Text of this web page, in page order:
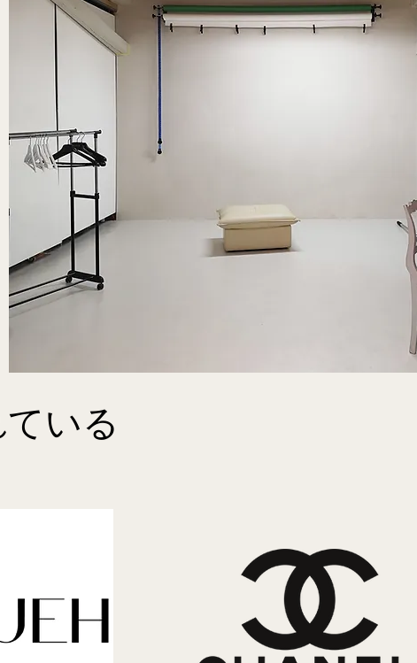
ショナルな本をスタジオで制作。
。
トフォリオを作成。
ウィークに向けたコレクションやフィッティングの準備に、当
ショールームが可能：当スタジオは、製品プレゼンテーション
いる
いる